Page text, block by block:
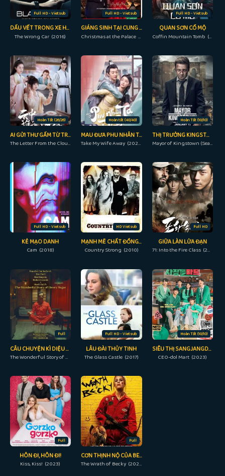
Full HD - Vietsub
DẤU VẾT TRONG XE HƠI
The Wrong Car (2016)
Full HD - Vietsub
GIÁNG SINH TẠI CUNG ĐIỆN
Christmas at the Palace (2018)
Full HD - Vietsub
QUAN SƠN CỔ MỘ
Coffin Mountain Tomb (2022)
Hoàn Tất (26/26)
AI GỬI THƯ GẤM TỪ TRONG MÂY
The Letter From the Cloud (2022)
Hoàn tất (40/40)
MAU ĐƯA PHU NHÂN TA ĐI GIÙM
Take My Wife Away (2023)
Hoàn Tất (10/10)
THỊ TRƯỞNG KINGSTOWN (PHẦN 2)
Mayor of Kingstown (Season 2) (2023)
Full HD - Vietsub
KẺ MẠO DANH
Cam (2018)
HD Vietsub
MẠNH MẼ CHẤT ĐỒNG QUÊ
Country Strong (2010)
Full HD
GIỮA LÀN LỬA ĐẠN
71: Into the Fire Class (2010)
Full
CÂU CHUYỆN KÌ DIỆU VỀ HENRY SUGAR
The Wonderful Story of Henry Sugar (2023)
Full HD - Vietsub
LÂU ĐÀI THỦY TINH
The Glass Castle (2017)
Hoàn Tất (10/10)
SIÊU THỊ SANGJANGDOL
CEO-dol Mart (2023)
Full
HÔN ĐI, HÔN ĐI!
Kiss, Kiss! (2023)
Full
CƠN THỊNH NỘ CỦA BECKY
The Wrath of Becky (2023)